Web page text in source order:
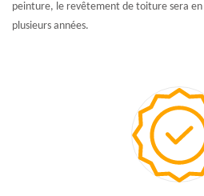
peinture, le revêtement de toiture sera
plusieurs années.